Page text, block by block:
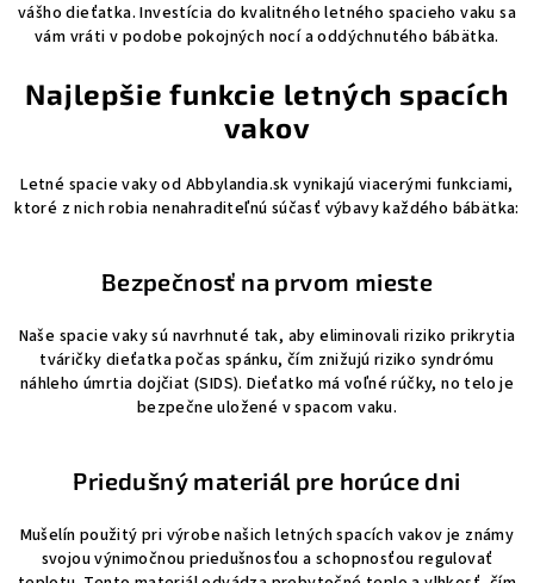
vášho dieťatka. Investícia do kvalitného letného spacieho vaku sa
vám vráti v podobe pokojných nocí a oddýchnutého bábätka.
Najlepšie funkcie letných spacích
vakov
Letné spacie vaky od Abbylandia.sk vynikajú viacerými funkciami,
ktoré z nich robia nenahraditeľnú súčasť výbavy každého bábätka:
Bezpečnosť na prvom mieste
Naše spacie vaky sú navrhnuté tak, aby eliminovali riziko prikrytia
tváričky dieťatka počas spánku, čím znižujú riziko syndrómu
náhleho úmrtia dojčiat (SIDS). Dieťatko má voľné rúčky, no telo je
bezpečne uložené v spacom vaku.
Priedušný materiál pre horúce dni
Mušelín použitý pri výrobe našich letných spacích vakov je známy
svojou výnimočnou priedušnosťou a schopnosťou regulovať